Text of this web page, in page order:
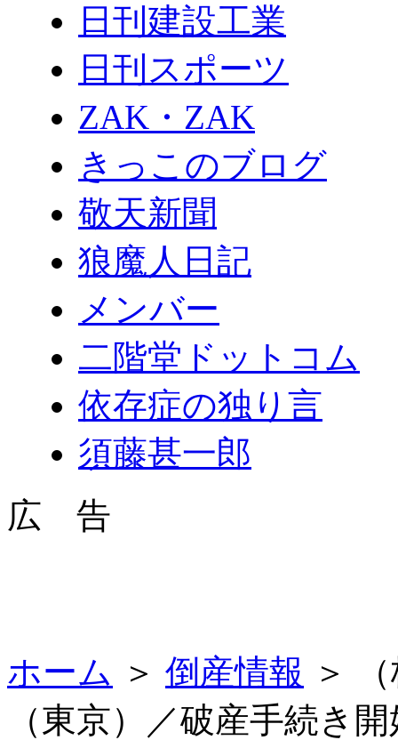
日刊建設工業
日刊スポーツ
ZAK・ZAK
きっこのブログ
敬天新聞
狼魔人日記
メンバー
二階堂ドットコム
依存症の独り言
須藤甚一郎
広 告
ホーム ＞ 倒産情報 ＞
（東京）／破産手続き